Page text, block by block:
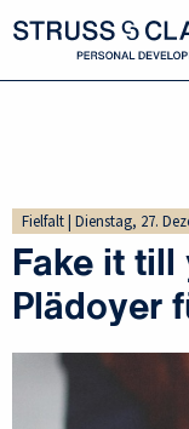
Fielfalt | Dienstag, 27.
Fake it till
Plädoyer